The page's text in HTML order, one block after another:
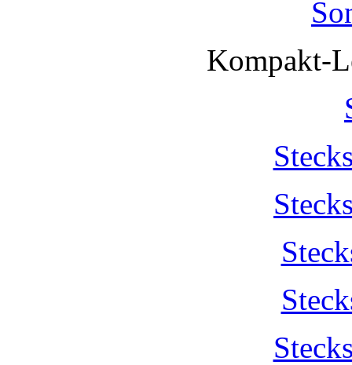
Kompakt-